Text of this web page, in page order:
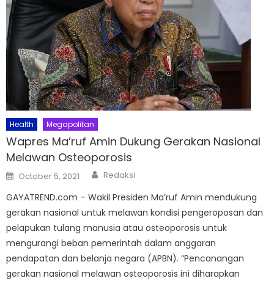
Health Megapolitan
Wapres Ma’ruf Amin Dukung Gerakan Nasional
Melawan Osteoporosis
Posted
on
October 5, 2021 Author
Redaksi
GAYATREND.com – Wakil Presiden Ma’ruf Amin mendukung
gerakan nasional untuk melawan kondisi pengeroposan dan
pelapukan tulang manusia atau osteoporosis untuk
mengurangi beban pemerintah dalam anggaran
pendapatan dan belanja negara (APBN). “Pencanangan
gerakan nasional melawan osteoporosis ini diharapkan